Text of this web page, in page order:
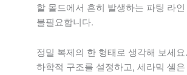
할 몰드에서 흔히 발생하는 파팅 라
불필요합니다.
정밀 복제의 한 형태로 생각해 보세요
하학적 구조를 설정하고, 세라믹 셸